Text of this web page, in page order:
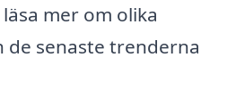
mer om olika
de senaste trenderna